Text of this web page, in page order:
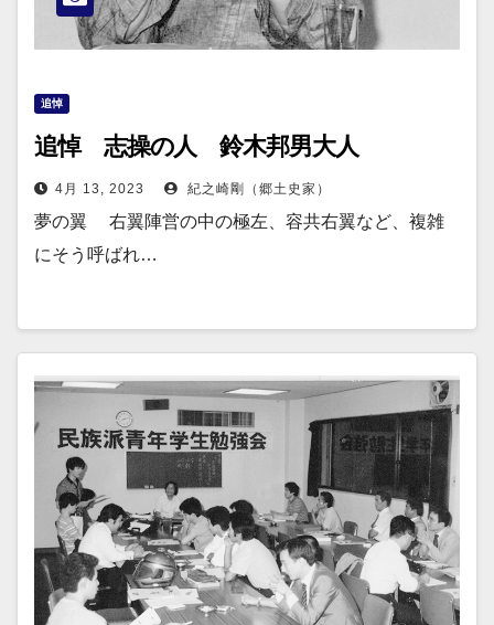
追悼
追悼 志操の人 鈴木邦男大人
4月 13, 2023 紀之崎剛（郷土史家）
夢の翼 右翼陣営の中の極左、容共右翼など、複雑
にそう呼ばれ…